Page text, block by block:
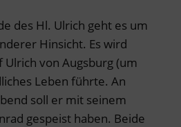
des Hl. Ulrich geht es um
Hinsicht. Es wird
Ulrich von Augsburg (um
Leben führte. An
soll er mit seinem
gespeist haben. Beide